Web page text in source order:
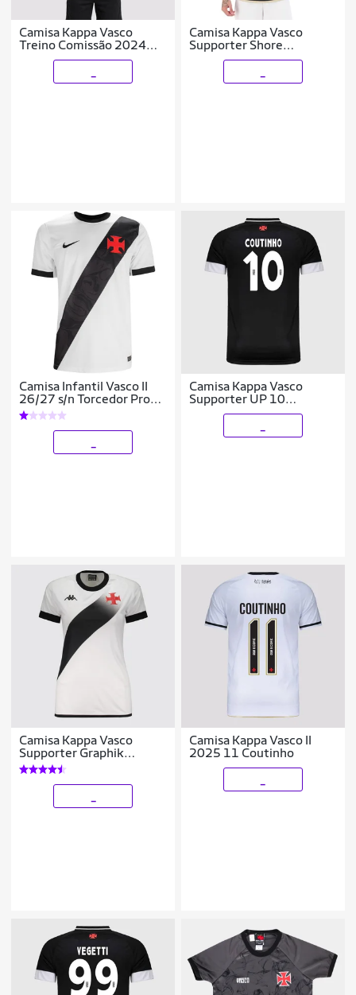
Camisa Kappa Vasco
Treino Comissão 2024
Infantil
Camisa Kappa Vasco
Supporter Shore
Masculina - Preto 3G
Camisa Infantil Vasco II
26/27 s/n Torcedor Pro
Nike
Camisa Kappa Vasco
Supporter UP 10
Coutinho
Camisa Kappa Vasco
Supporter Graphik
Feminina
Camisa Kappa Vasco II
2025 11 Coutinho